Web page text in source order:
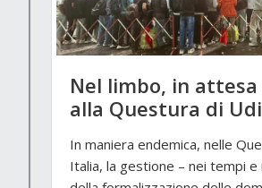
Nel limbo, in
alla Questura di
In maniera endemica, nelle
Italia, la gestione – nei tempi e